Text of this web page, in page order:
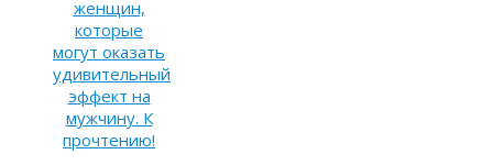
женщин,
которые
могут оказать
удивительный
эффект на
мужчину. К
прочтению!